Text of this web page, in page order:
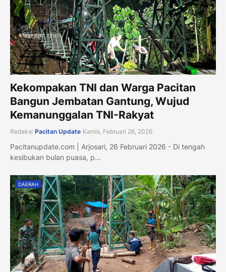
Kekompakan TNI dan Warga Pacitan
Bangun Jembatan Gantung, Wujud
Kemanunggalan TNI-Rakyat
Redaksi Pacitan Update Kamis, Februari 26, 2026
Pacitanupdate.com | Arjosari, 26 Februari 2026 - Di tengah
kesibukan bulan puasa, p…
DAERAH